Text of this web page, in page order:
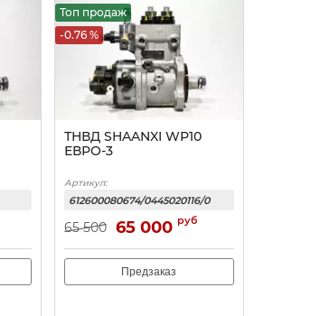
Топ продаж
-0.76 %
ТНВД SHAANXI WP10
ЕВРО-3
Артикул:
612600080674/0445020116/0
65 500 65 000 руб
Предзаказ